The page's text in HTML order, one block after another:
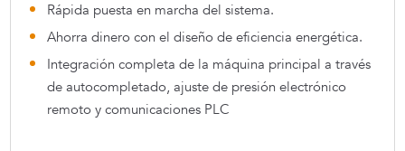
Rápida puesta en marcha del sistema.
Ahorra dinero con el diseño de eficiencia energética.
Integración completa de la máquina principal a través
de autocompletado, ajuste de presión electrónico
remoto y comunicaciones PLC